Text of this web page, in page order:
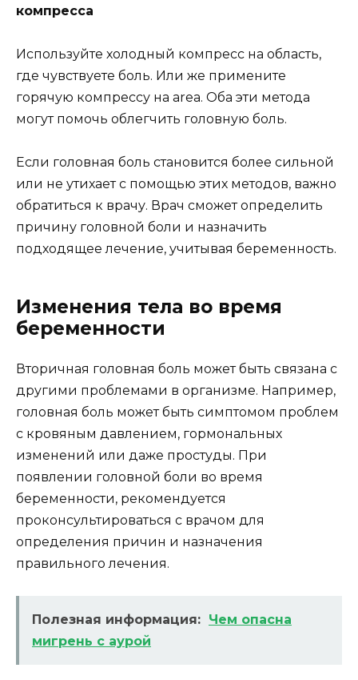
компресса
Используйте холодный компресс на область,
где чувствуете боль. Или же примените
горячую компрессу на area. Оба эти метода
могут помочь облегчить головную боль.
Если головная боль становится более сильной
или не утихает с помощью этих методов, важно
обратиться к врачу. Врач сможет определить
причину головной боли и назначить
подходящее лечение, учитывая беременность.
Изменения тела во время
беременности
Вторичная головная боль может быть связана с
другими проблемами в организме. Например,
головная боль может быть симптомом проблем
с кровяным давлением, гормональных
изменений или даже простуды. При
появлении головной боли во время
беременности, рекомендуется
проконсультироваться с врачом для
определения причин и назначения
правильного лечения.
Полезная информация: Чем опасна
мигрень с аурой